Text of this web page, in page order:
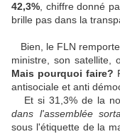
42,3% , chiffre donné
brille pas dans la
Bien, le FLN
ministre, son satellite,
Mais pourquoi faire?
antisociale et anti
Et si 31,3% de la
dans l'assemblée
sous l'étiquette de la